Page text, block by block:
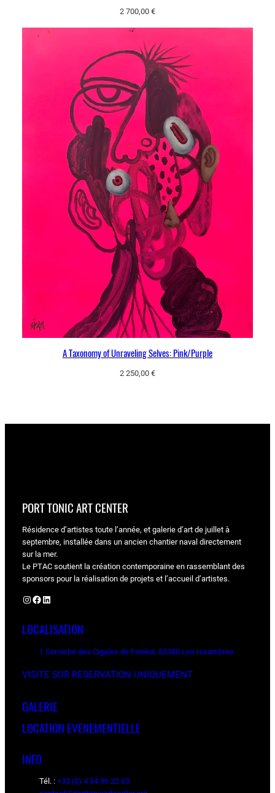
2 700,00 €
A Taxonomy of Unraveling Selves: Pink/Purple
2 250,00 €
PORT TONIC ART CENTER
Résidence d’artistes toute l’année, et galerie d’art de juillet à
septembre, installée dans un ancien chantier naval directement
sur la mer.
Le PTAC soutient la création contemporaine en rassemblant des
sponsors pour la réalisation de projets et l’accueil d’artistes.
Instagram Facebook LinkedIn
LOCALISATION
1 Corniche des Cigales de Ferréol, 83380 Les Issambres
VISITE SUR RESERVATION UNIQUEMENT
GALERIE
LOCATION EVENEMENTIELLE
INFO
Tél. : +33 (0) 4 94 96 22 63